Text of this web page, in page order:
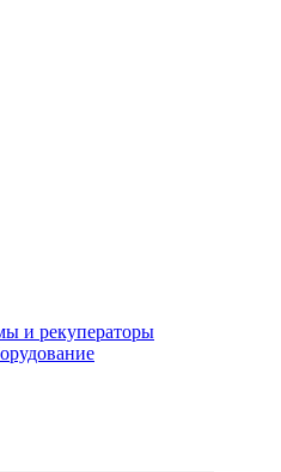
и рекуператоры